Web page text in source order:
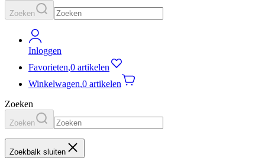
Zoeken
Inloggen
Favorieten,0 artikelen
Winkelwagen,0 artikelen
Zoeken
Zoeken
Zoekbalk sluiten